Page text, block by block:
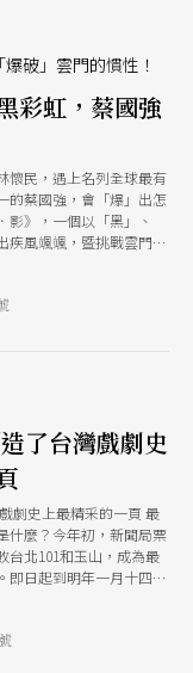
能揮灑出來的恢宏格
迷失的觀點 林懷民作為
表敘能力幾乎都被覆蓋
在舞台上呈現？這也不僅
藝術家在當代藝術上一
而，答案竟然是通過投
作品記憶，這就顯得有些
樣的呈現形式，又不得不
耍大旗技藝，好讓「爆
，這一切都合情合理到近
人（尤其是曾在廣場看
眾）在小市民的審美經
。 而當代舞蹈中所被論
喪失，終至看到後半
供讓我們可資運用的元素
，建構出一個在觀賞上通
的觀點。 就算有編舞家
譬如說，玻璃鏡斜掛而
蠕動的生物，配上了青
餘，卻因「爆炸」語境所
透力，當碰到這樣稍具
法讓詭異配合作品議題而
性上的不足。 動作無
或者說，場面上諸種所
破」雲門的慣性！
彩虹，蔡國強
懷民，遇上名列全球最有
的蔡國強，會「爆」出怎
影》，一個以「黑」、
疾風颯颯，暨挑戰雲門舞
了台灣戲劇史
劇史上最精采的一頁 最
什麼？今年初，新聞局票
台北101和玉山，成為最
即日起到明年一月十四
展，要讓大家認識最具
。 台北偶戲館這次共